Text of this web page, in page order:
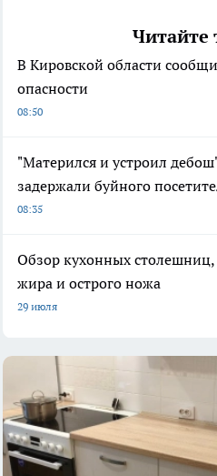
Читайте
В Кировской области
опасности
08:50
"Матерился и устроил
задержали буйного
08:35
Обзор кухонных столешниц,
жира и острого ножа
29 июля